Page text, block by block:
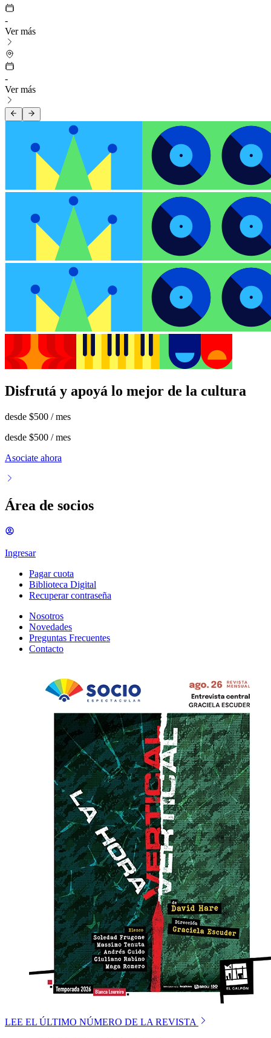
-
Ver más
-
Ver más
Disfrutá y apoyá lo mejor de la cultura
desde $500 / mes
desde $500 / mes
Asociate ahora
Área de socios
Ingresar
Pagar cuota
Biblioteca Digital
Recuperar contraseña
Nosotros
Novedades
Preguntas Frecuentes
Contacto
LEE EL ÚLTIMO NÚMERO DE LA REVISTA